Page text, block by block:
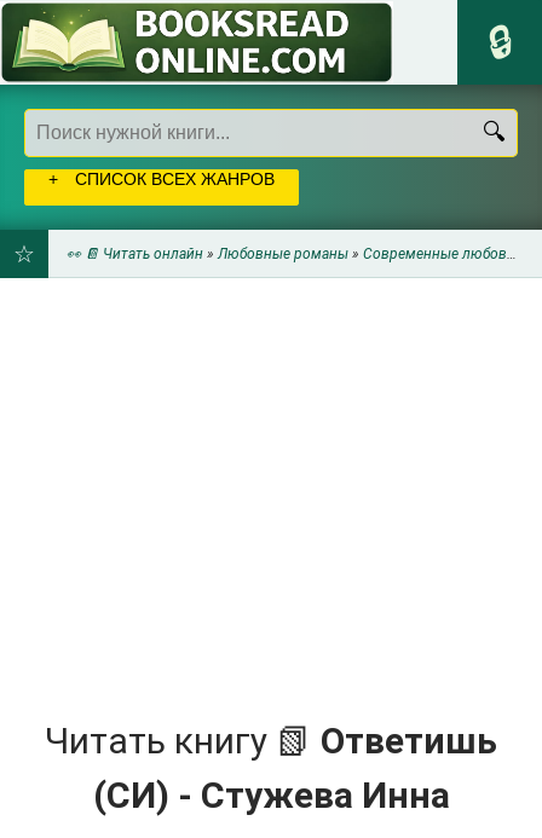
СПИСОК ВСЕХ ЖАНРОВ
👀 📔 Читать онлайн »Любовные романы » Современные любовные романы
Читать книгу 📗 Ответишь
(СИ) - Стужева Инна